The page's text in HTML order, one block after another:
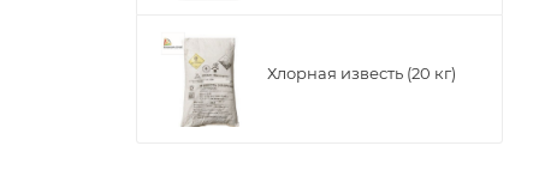
Хлорная известь (20 кг)